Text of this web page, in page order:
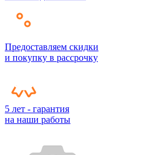
Предоставляем скидки
и покупку в рассрочку
5 лет - гарантия
на наши работы